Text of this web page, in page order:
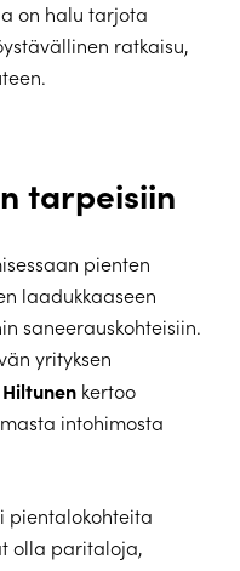
on halu tarjota
ratkaisu,
tarpeisiin
pienten
laadukkaaseen
saneerauskohteisiin.
yrityksen
kertoo
intohimosta
pientalokohteita
olla paritaloja,